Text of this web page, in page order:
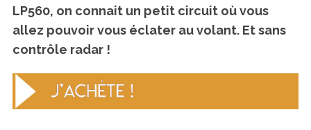
LP560, on connait un petit circuit où vous
allez pouvoir vous éclater au volant. Et sans
contrôle radar !